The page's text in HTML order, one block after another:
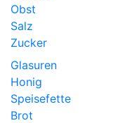
Obst
Salz
Zucker
Glasuren
Honig
Speisefette
Brot